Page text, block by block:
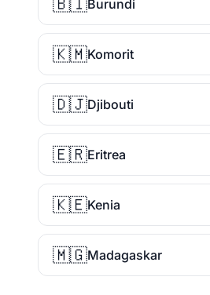
Burundi
🇰🇲Komorit
🇩🇯Djibouti
🇪🇷Eritrea
🇰🇪Kenia
🇲🇬Madagaskar